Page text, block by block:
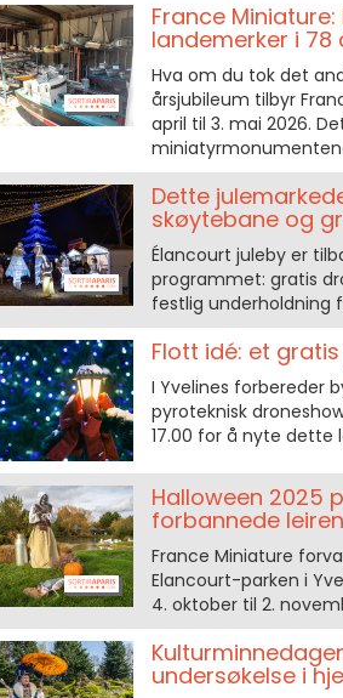
France
landemerker i
Hva om du tok det
årsjubileum tilbyr
april til 3. mai 2026.
Dette
skøytebane og
Élancourt juleby er
programmet: gratis
festlig underholdning
Flott idé: et
I Yvelines forbereder
pyroteknisk
17.00 for å nyte dette
Halloween 2025
forbannede leiren
France Miniature
Elancourt-parken i
4. oktober til 2.
undersøkelse i